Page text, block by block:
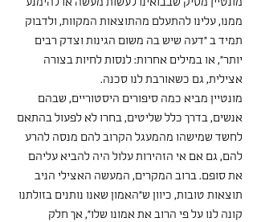
ממנו, עלינו להתעלם מהתוצאות המקוות, ולדבוק
תמיד ב ״דעה שיש בה משום הגינות וצדק רבים
יותר״, או במילים אחרות: לנסות לחיות בצורה
אצילית, גם כשאורבת לנו סכנה.
מונטיין מביא כמה סיפורים היסטוריים, שבהם
אנשים, בדרך כלל שליטים, בחרו לא לפעול בהתאם
לחשד שמישהו מהמעגל הקרוב להם מנסה להרע
להם, גם אם אי הזהירות עלול היה להביא עליהם
את סופם. ברוב המקרים, המעשה האצילי הניב
תוצאות טובות, כיוון ש"האמון שאנו נותנים בזולתנו
קונה לנו על פי הרוב את אמונו שלו", אך חלק